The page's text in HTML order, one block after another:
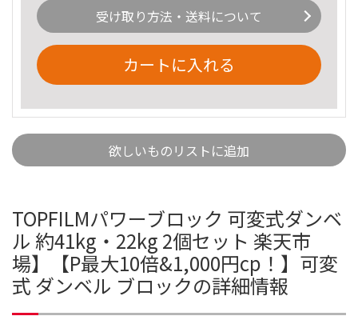
受け取り方法・送料について
カートに入れる
欲しいものリストに追加
TOPFILMパワーブロック 可変式ダンベ
ル 約41kg・22kg 2個セット 楽天市
場】【P最大10倍&1,000円cp！】可変
式 ダンベル ブロックの詳細情報